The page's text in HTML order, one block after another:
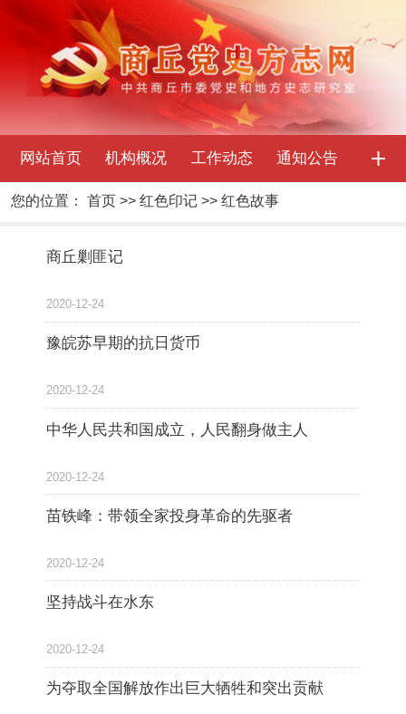
网站首页 机构概况 工作动态 通知公告
您的位置： 首页>> 红色印记>> 红色故事
商丘剿匪记
2020-12-24
豫皖苏早期的抗日货币
2020-12-24
中华人民共和国成立，人民翻身做主人
2020-12-24
苗铁峰：带领全家投身革命的先驱者
2020-12-24
坚持战斗在水东
2020-12-24
为夺取全国解放作出巨大牺牲和突出贡献